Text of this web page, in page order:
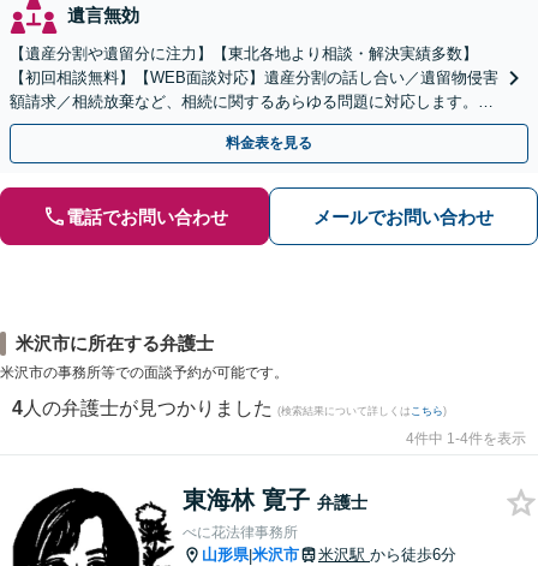
遺言無効
【遺産分割や遺留分に注力】【東北各地より相談・解決実績多数】
【初回相談無料】【WEB面談対応】遺産分割の話し合い／遺留物侵害
額請求／相続放棄など、相続に関するあらゆる問題に対応します。ご
事情やご意向を丁寧にお聞きし、有利な解決を目指します
料金表を見る
電話でお問い合わせ メールでお問い合わせ
米沢市に所在する弁護士
米沢市の事務所等での面談予約が可能です。
4 人の弁護士が見つかりました (検索結果について詳しくは こちら)
4件中 1-4件を表示
東海林 寛子 弁護士
べに花法律事務所
山形県|米沢市 米沢駅 から徒歩6分